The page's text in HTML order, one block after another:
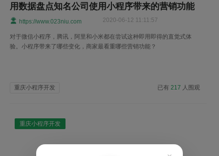
用数据盘点知名公司使用小程序带来的营销功能
https://www.023niu.com 2020-06-12 11:11:57
对于微信小程序，腾讯，阿里和小米都在尝试这种即用即得的直觉式体
验。小程序带来了哪些变化，商家最看重哪些营销功能？
重庆小程序开发 已有 217 人围观
重庆小程序开发